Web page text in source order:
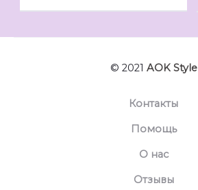
© 2021 AOK Style
Контакты
Помощь
О нас
Отзывы